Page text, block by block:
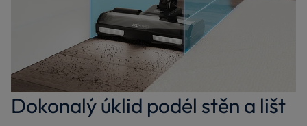
Dokonalý úklid podél stěn a lišt